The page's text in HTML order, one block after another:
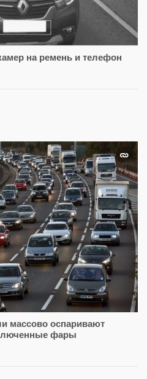
на ремень и телефон
массово оспаривают
фары